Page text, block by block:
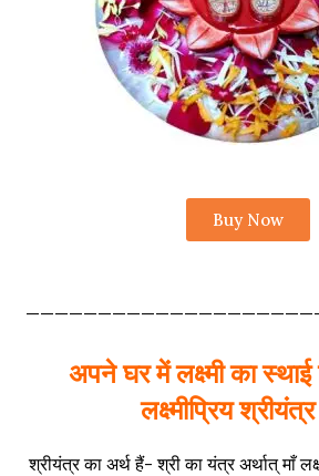
Buy Now
अपने घर में लक्ष्मी का स्थाई
लक्ष्मीप्रिय श्रीयंत्र
श्रीयंत्र का अर्थ हैं- श्री का यंत्र अर्थात् माँ